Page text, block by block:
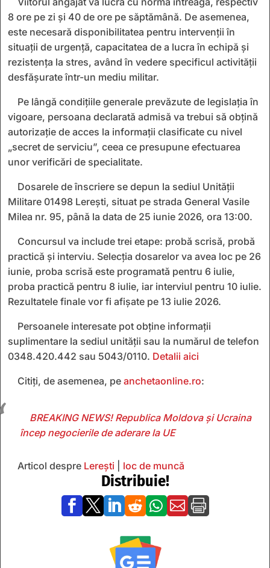
8 ore pe zi și 40 de ore pe săptămână. De asemenea,
este necesară disponibilitatea pentru intervenții în
situații de urgență, capacitatea de a lucra în echipă și
rezistența la stres, având în vedere specificul activității
desfășurate într-un mediu militar.
Pe lângă condițiile generale prevăzute de legislația în
vigoare, persoana declarată admisă va trebui să obțină
autorizație de acces la informații clasificate cu nivel
„secret de serviciu”, ceea ce presupune efectuarea
unor verificări de specialitate.
Dosarele de înscriere se depun la sediul Unității
Militare 01498 Lerești, situat pe strada General Vasile
Milea nr. 95, până la data de 25 iunie 2026, ora 13:00.
Concursul va include trei etape: probă scrisă, probă
practică și interviu. Selecția dosarelor va avea loc pe 26
iunie, proba scrisă este programată pentru 6 iulie,
proba practică pentru 8 iulie, iar interviul pentru 10 iulie.
Rezultatele finale vor fi afișate pe 13 iulie 2026.
Persoanele interesate pot obține informații
suplimentare la sediul unității sau la numărul de telefon
0348.420.442 sau 5043/0110. Detalii aici
Citiți, de asemenea, pe anchetaonline.ro:
BREAKING NEWS! Republica Moldova și Ucraina
încep negocierile de aderare la UE
Articol despre Lerești loc de muncă
Distribuie!
      